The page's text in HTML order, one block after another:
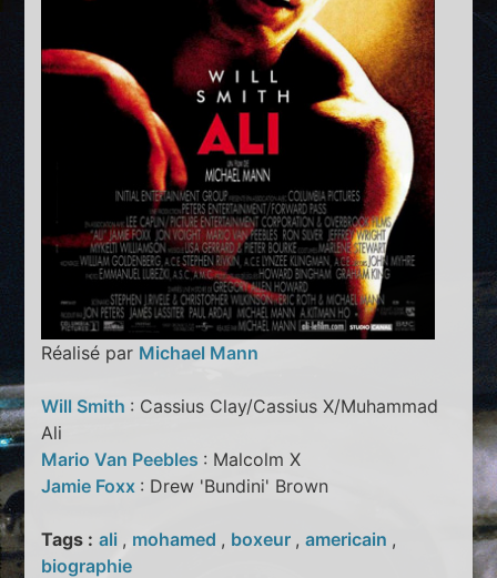
Réalisé par Michael Mann
Will Smith : Cassius Clay/Cassius X/Muhammad
Ali
Mario Van Peebles : Malcolm X
Jamie Foxx : Drew 'Bundini' Brown
Tags : ali , mohamed , boxeur ,americain ,
biographie